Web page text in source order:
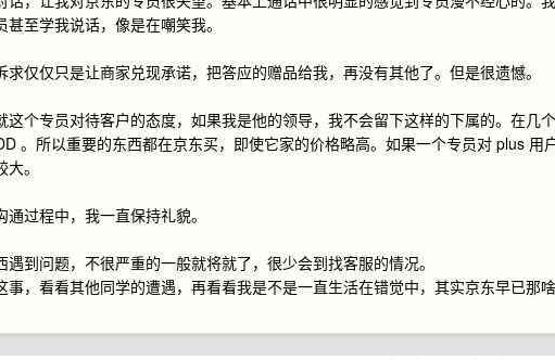
至学我说话，像是在嘲笑我。
仅仅只是让商家兑现承诺，把答应的赠品给我，再没有其他了。但是很遗憾。
个专员对待客户的态度，如果我是他的领导，我不会留下这样的下属的。在几个
。所以重要的东西都在京东买，即使它家的价格略高。如果一个专员对 plus 用
。
过程中，我一直保持礼貌。
到问题，不很严重的一般就将就了，很少会到找客服的情况。
，看看其他同学的遭遇，再看看我是不是一直生活在错觉中，其实京东早已那啥